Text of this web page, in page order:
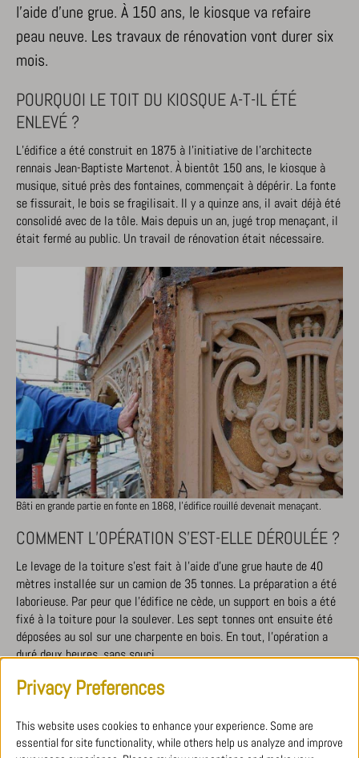
l’aide d’une grue. À 150 ans, le kiosque va refaire
peau neuve. Les travaux de rénovation vont durer six
mois.
POURQUOI LE TOIT DU KIOSQUE A-T-IL ÉTÉ
ENLEVÉ ?
L’édifice a été construit en 1875 à l’initiative de l’architecte
rennais Jean-Baptiste Martenot. À bientôt 150 ans, le kiosque à
musique, situé près des fontaines, commençait à dépérir. La fonte
se fissurait, le bois se fragilisait. Il y a quinze ans, il avait déjà été
consolidé avec de la tôle. Mais depuis un an, jugé trop menaçant, il
était fermé au public. Un travail de rénovation était nécessaire.
Bâti en grande partie en fonte en 1868, l’édifice rouillé devenait menaçant.
COMMENT L’OPÉRATION S’EST-ELLE DÉROULÉE ?
Le levage de la toiture s’est fait à l’aide d’une grue haute de 40
mètres installée sur un camion de 35 tonnes. La préparation a été
laborieuse. Par peur que l’édifice ne cède, un support en bois a été
fixé à la toiture pour la soulever. Les sept tonnes ont ensuite été
déposées au sol sur une charpente en bois. En tout, l’opération a
duré deux heures, sans souci.
L’OPÉRATION ÉTAIT-ELLE RISQUÉE ?
du kiosque. La structure ou encore le poids étaient inconnus.
ne savait pas comment les éléments étaient emboîtés les uns aux
Privacy Preferences
This website uses cookies to enhance your experience. Some are
essential for site functionality, while others help us analyze and improve